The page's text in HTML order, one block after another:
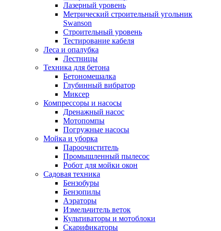
Лазерный уровень
Метрический строительный угольник
Swanson
Строительный уровень
Тестирование кабеля
Леса и опалубка
Лестницы
Техника для бетона
Бетономешалка
Глубинный вибратор
Миксер
Компрессоры и насосы
Дренажный насос
Мотопомпы
Погружные насосы
Мойка и уборка
Пароочиститель
Промышленный пылесос
Робот для мойки окон
Садовая техника
Бензобуры
Бензопилы
Аэраторы
Измельчитель веток
Культиваторы и мотоблоки
Скарификаторы